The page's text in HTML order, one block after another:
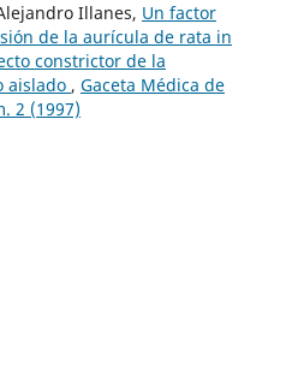
Illanes, Un factor
de la aurícula de rata in
constrictor de la
aislado , Gaceta Médica de
2 (1997)